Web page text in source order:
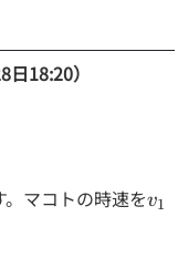
日18:20）
。マコトの時速をv_1
v1